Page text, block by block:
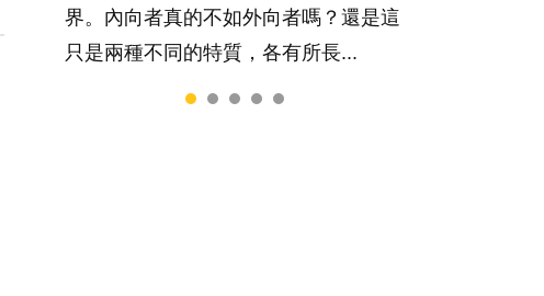
界。內向者真的不如外向者嗎？還是這
只是兩種不同的特質，各有所長...
理健康。...